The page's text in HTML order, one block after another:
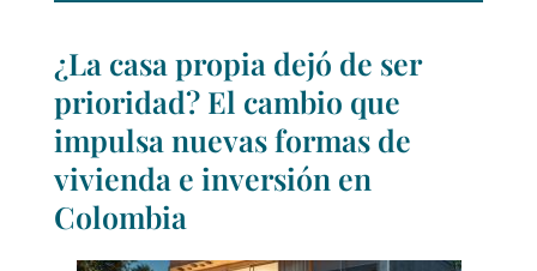
¿La casa propia dejó de ser
prioridad? El cambio que
impulsa nuevas formas de
vivienda e inversión en
Colombia